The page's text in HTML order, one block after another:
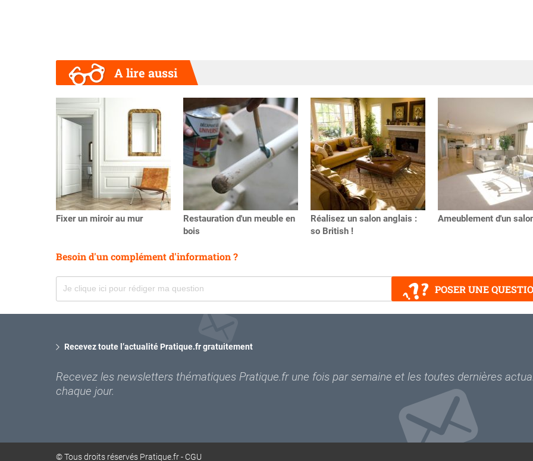
A lire aussi
Fixer un miroir au mur
Restauration d'un meuble en
bois
Réalisez un salon anglais :
so British !
Ameublement d'un
Précédent
Besoin d'un complément d'information ?
POSER UNE
Recevez toute l’actualité Pratique.fr gratuitement
Recevez les newsletters thématiques Pratique.fr une fois par semaine et les toutes dernières
chaque jour.
© Tous droits réservés Pratique.fr - CGU